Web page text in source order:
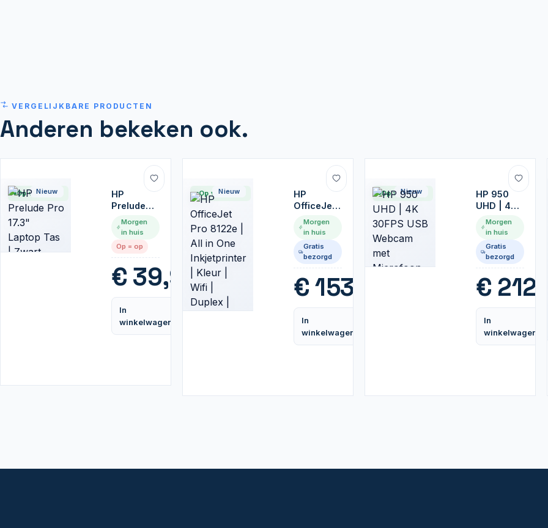
VERGELIJKBARE PRODUCTEN
Anderen bekeken ook.
Op voorraad
Nieuw
HP
Prelude
Pro 17.3"
Laptop
Zwart
Morgen
in huis
Op = op
€ 39,95
In
winkelwagen
Op voorraad
Nieuw
HP
OfficeJet
Pro 8122e
| All in One
| Kleur |
Duplex |
ADF
Morgen
in huis
Gratis
bezorgd
€153,99
In
winkelwagen
Op voorraad
Nieuw
HP 950
UHD | 4K
30FPS
USB
met
Microfoon
Morgen
in huis
Gratis
bezorgd
€
In
winkelwagen